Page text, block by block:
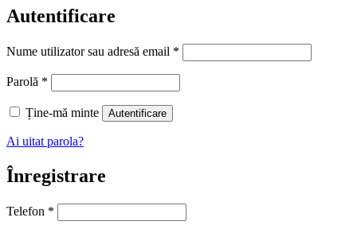
Autentificare
Nume utilizator sau adresă email *
Parolă *
Ține-mă minte Autentificare
Ai uitat parola?
Înregistrare
Telefon *